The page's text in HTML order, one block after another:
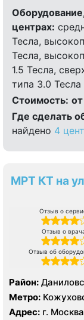
центрах:
Тесла,
Тесла,
1.5 Тесла,
типа 3.0 Тесла
Стоимость:
Где сделать
найдено 4
МРТ КТ на
Отзыв о
Отзыв о
Отзыв об
Район:
Нагатино-
Метро:
Нагатинская,
Адрес: г.